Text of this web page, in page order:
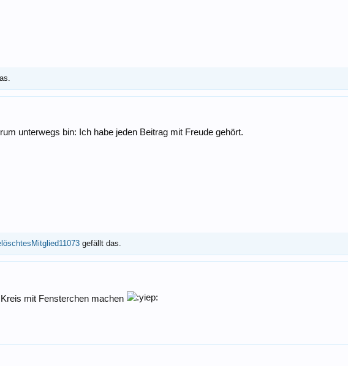
unterwegs bin: Ich habe jeden Beitrag mit Freude gehört.
gefällt das.
mit Fensterchen machen